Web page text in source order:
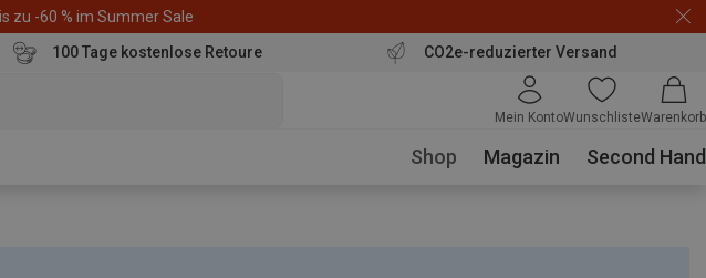
zu -60 % im Summer Sale
100 Tage kostenlose Retoure CO2e-reduzierter Versand
Mein KontoWunschlisteWarenkorb
Shop Magazin Second Hand